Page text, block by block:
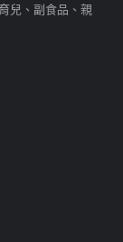
兒、副食品、親